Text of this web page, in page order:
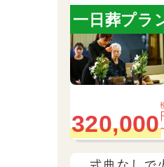
一日葬プラ
320,000